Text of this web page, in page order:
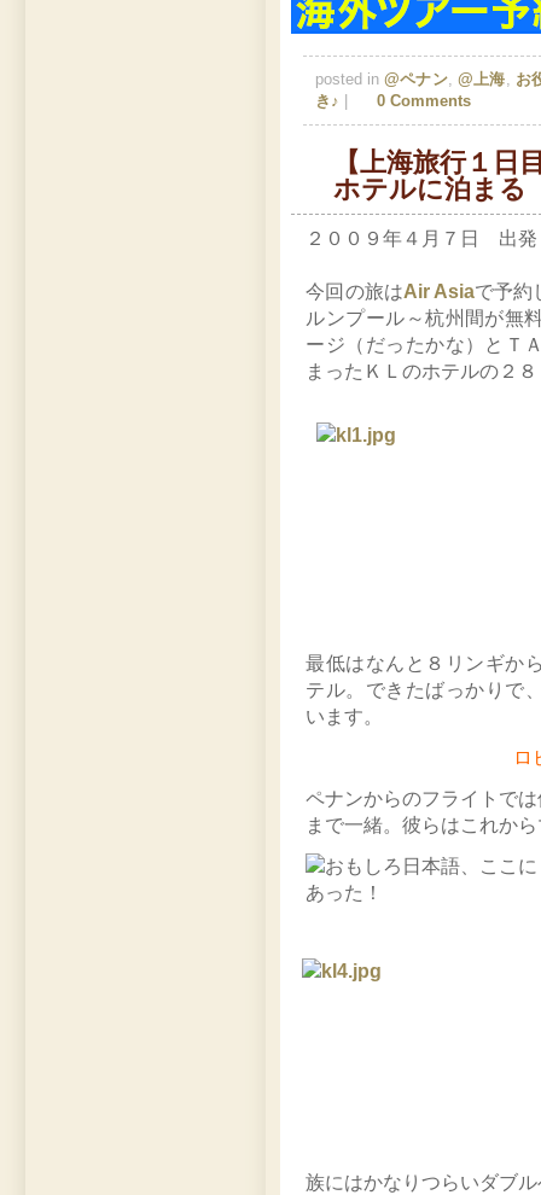
posted in @ペナン, @上海, お
き♪
0 Comments
【上海旅行１
ホテルに泊まる
２００９年４月７日 出発
今回の旅はAir Asiaで予約
ルンプール～杭州間が無
ージ（だったかな）とＴ
まったＫＬのホテルの２
最低はなんと８リンギか
テル。できたばっかりで
います。
ロ
ペナンからのフライトで
まで一緒。彼らはこれか
族にはかなりつらいダブ